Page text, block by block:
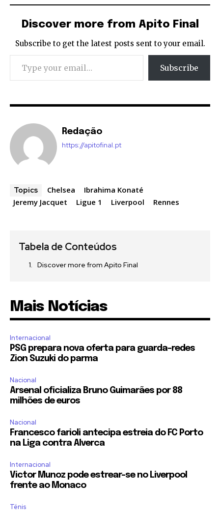
Discover more from Apito Final
Subscribe to get the latest posts sent to your email.
Type your email…
Subscribe
Redação
https://apitofinal.pt
Topics Chelsea
Ibrahima Konaté
Jeremy Jacquet
Ligue 1 Liverpool Rennes
Tabela de Conteúdos
Discover more from Apito Final
Mais Notícias
Internacional
PSG prepara nova oferta para guarda-redes
Zion Suzuki do parma
Nacional
Arsenal oficializa Bruno Guimarães por 88
milhões de euros
Nacional
Francesco farioli antecipa estreia do FC Porto
na Liga contra Alverca
Internacional
Victor Munoz pode estrear-se no Liverpool
frente ao Monaco
Ténis